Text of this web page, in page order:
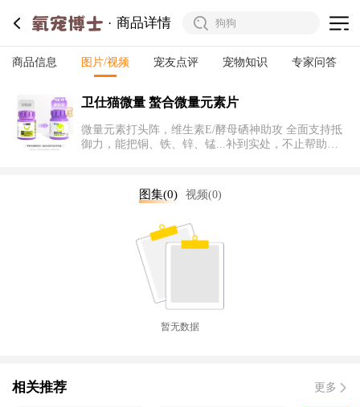
商品详情
商品信息 图片/视频 宠友点评 宠物知识 专家问答
卫仕猫微量 螯合微量元素片
微量元素打头阵，维生素E/酵母硒神助攻 全面支持抵
御力，能把铜、铁、锌、锰...补到实处，不止帮助改
图集(0) 视频(0)
暂无数据
相关推荐 更多